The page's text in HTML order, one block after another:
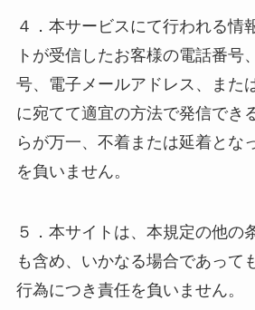
４．本サービスにて行われる情
トが受信したお客様の電話番号
号、電子メールアドレス、また
に宛てて適宜の方法で発信でき
らが万一、不着または延着とな
を負いません。
５．本サイトは、本規定の他の
も含め、いかなる場合であって
行為につき責任を負いません。